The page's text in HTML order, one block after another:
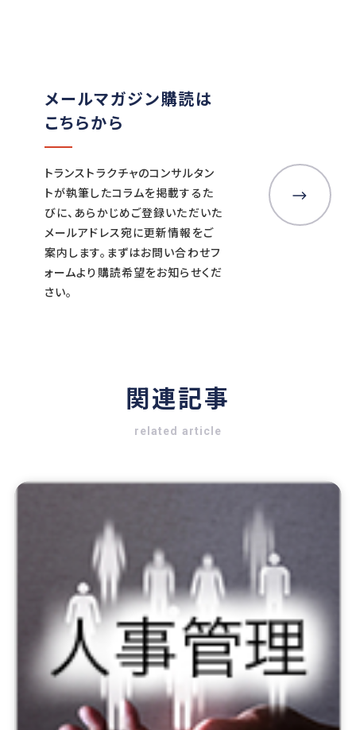
メールマガジン購読は
こちらから
トランストラクチャのコンサルタン
トが執筆したコラムを掲載するた
びに、あらかじめご登録いただいた
メールアドレス宛に更新情報をご
案内します。まずはお問い合わせフ
ォームより購読希望をお知らせくだ
さい。
関連記事
related article